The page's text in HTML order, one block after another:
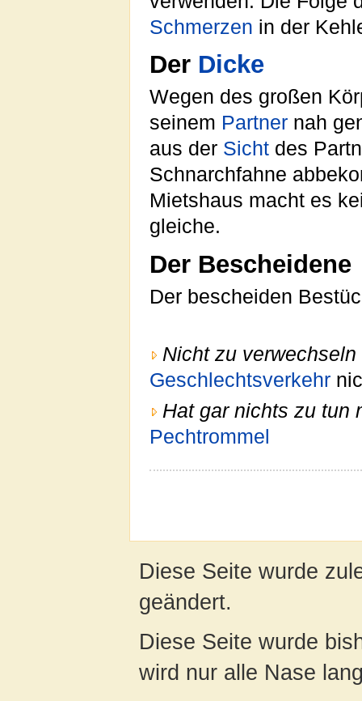
Schmerzen in der
Der Dicke
Wegen des großen
seinem Partner nah
aus der Sicht des
Schnarchfahne
Mietshaus macht es
gleiche.
Der Bescheidene
Der bescheiden
Nicht zu verwechseln
Geschlechtsverkehr
Hat gar nichts zu tun
Pechtrommel
Diese Seite wurde
geändert.
Diese Seite wurde
wird nur alle Nase